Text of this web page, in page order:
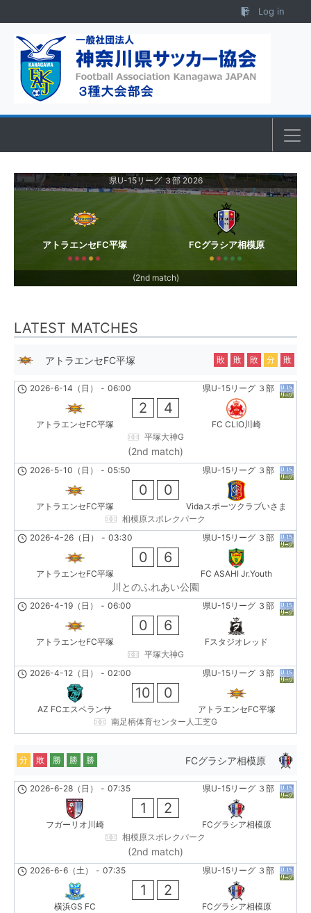
Log in
県U-15リーグ ３部 2026
アトラエンセFC平塚 FCグラシア相模原
(2nd match)
LATEST MATCHES
アトラエンセFC平塚 敗 敗 敗 分 敗
県U-15リーグ ３部
2026-6-14（日） - 06:00
アトラエンセFC平塚
2 4
FC CLIO川崎
平塚大神G
(2nd match)
県U-15リーグ ３部
2026-5-10（日） - 05:50
アトラエンセFC平塚
0 0
Vidaスポーツクラブいさま
相模原スポレクパーク
県U-15リーグ ３部
2026-4-26（日） - 03:30
アトラエンセFC平塚
0 6
FC ASAHI Jr.Youth
川とのふれあい公園
県U-15リーグ ３部
2026-4-19（日） - 06:00
アトラエンセFC平塚
0 6
Fスタジオレッド
平塚大神G
県U-15リーグ ３部
2026-4-12（日） - 02:00
AZ FCエスペランサ
10 0
アトラエンセFC平塚
南足柄体育センター人工芝G
FCグラシア相模原
分 敗 勝 勝 勝
県U-15リーグ ３部
2026-6-28（日） - 07:35
フガーリオ川崎
1 2
FCグラシア相模原
相模原スポレクパーク
(2nd match)
県U-15リーグ ３部
2026-6-6（土） - 07:35
横浜GS FC
1 2
FCグラシア相模原